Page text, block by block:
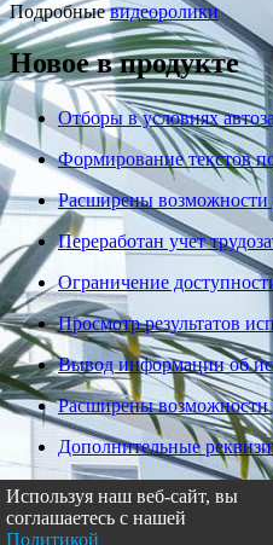
Подробныевидеоролики
Новое в продукте
Отборы в условиях
Формирование текстов
Расширены возможности
Переработан учет
Ограничение
Просмотр результатов
Вывод информации об
Расширены возможности
Дополнительные
Расширение
Используя наш веб-сайт, вы
соглашаетесь с нашей
Политикой